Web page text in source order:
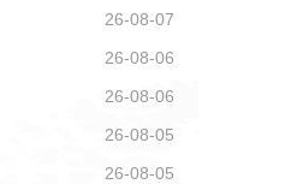
26-08-07
26-08-06
26-08-06
26-08-05
26-08-05